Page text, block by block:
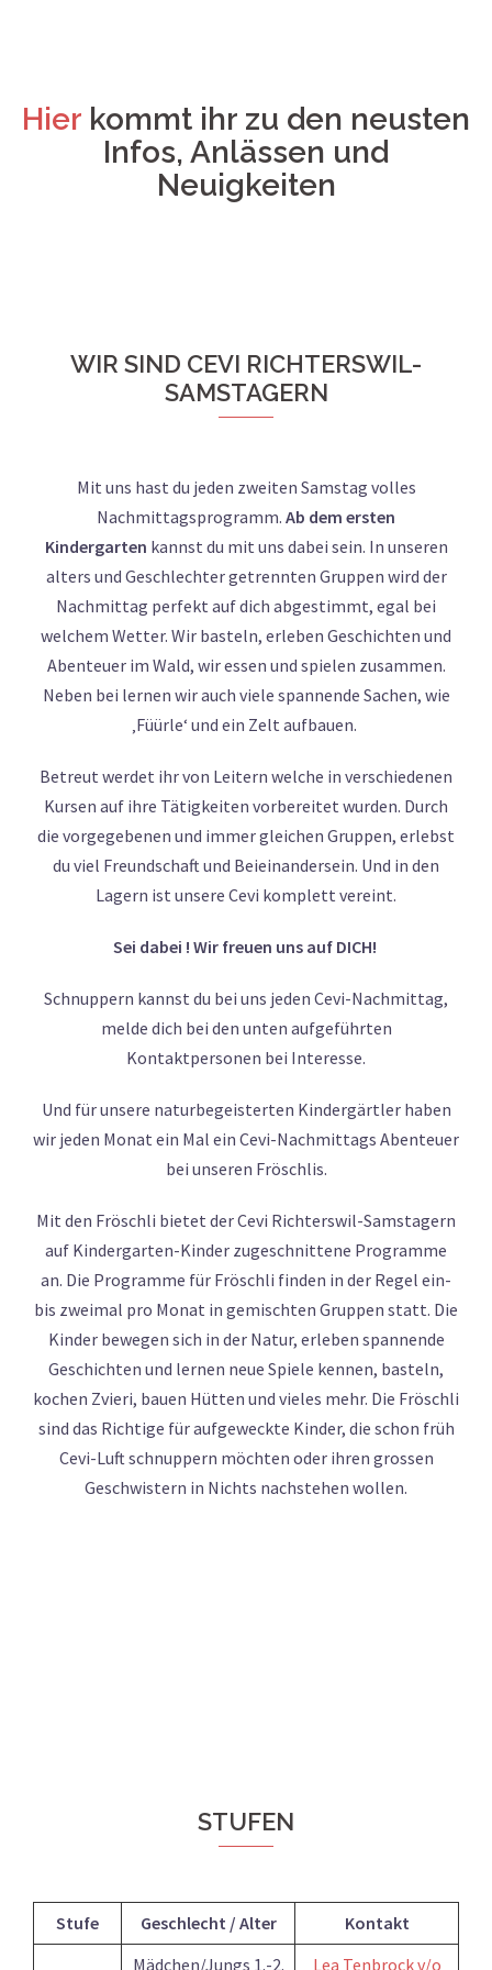
Hier kommt ihr zu den neusten
Infos, Anlässen und
Neuigkeiten
WIR SIND CEVI RICHTERSWIL-
SAMSTAGERN
Mit uns hast du jeden zweiten Samstag volles
Nachmittagsprogramm. Ab dem ersten
Kindergarten kannst du mit uns dabei sein. In unseren
alters und Geschlechter getrennten Gruppen wird der
Nachmittag perfekt auf dich abgestimmt, egal bei
welchem Wetter. Wir basteln, erleben Geschichten und
Abenteuer im Wald, wir essen und spielen zusammen.
Neben bei lernen wir auch viele spannende Sachen, wie
‚Füürle‘ und ein Zelt aufbauen.
Betreut werdet ihr von Leitern welche in verschiedenen
Kursen auf ihre Tätigkeiten vorbereitet wurden. Durch
die vorgegebenen und immer gleichen Gruppen, erlebst
du viel Freundschaft und Beieinandersein. Und in den
Lagern ist unsere Cevi komplett vereint.
Sei dabei ! Wir freuen uns auf DICH!
Schnuppern kannst du bei uns jeden Cevi-Nachmittag,
melde dich bei den unten aufgeführten
Kontaktpersonen bei Interesse.
Und für unsere naturbegeisterten Kindergärtler haben
wir jeden Monat ein Mal ein Cevi-Nachmittags Abenteuer
bei unseren Fröschlis.
Mit den Fröschli bietet der Cevi Richterswil-Samstagern
auf Kindergarten-Kinder zugeschnittene Programme
an. Die Programme für Fröschli finden in der Regel ein-
bis zweimal pro Monat in gemischten Gruppen statt. Die
Kinder bewegen sich in der Natur, erleben spannende
Geschichten und lernen neue Spiele kennen, basteln,
kochen Zvieri, bauen Hütten und vieles mehr. Die Fröschli
sind das Richtige für aufgeweckte Kinder, die schon früh
Cevi-Luft schnuppern möchten oder ihren grossen
Geschwistern in Nichts nachstehen wollen.
STUFEN
Stufe Geschlecht / Alter Kontakt
Mädchen/Jungs 1.-2. Lea Tenbrock v/o